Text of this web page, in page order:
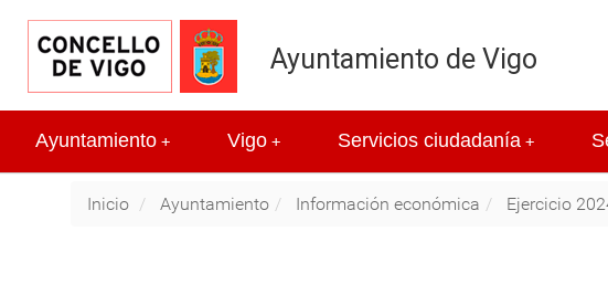
Ayuntamiento de Vigo
+
Ayuntamiento +
Vigo +
Servicios ciudadanía
Inicio Ayuntamiento Información económica Ejercicio